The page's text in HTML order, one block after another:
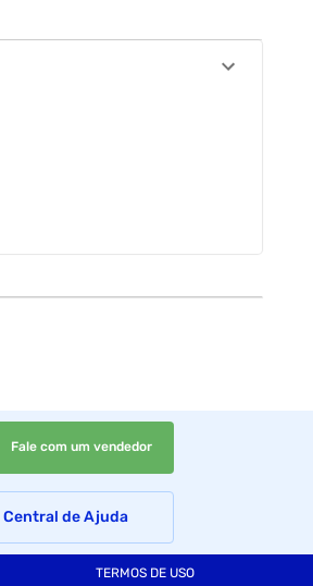
Fale com um vendedor
Central de Ajuda
TERMOS DE USO